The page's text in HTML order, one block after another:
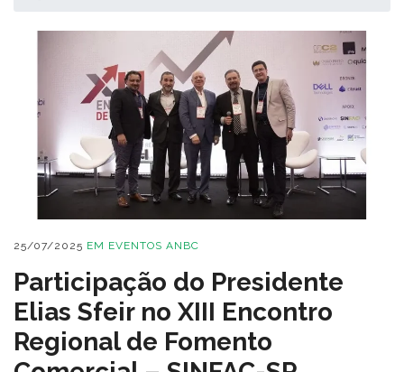
25/07/2025 EM EVENTOS ANBC
Participação do Presidente
Elias Sfeir no XIII Encontro
Regional de Fomento